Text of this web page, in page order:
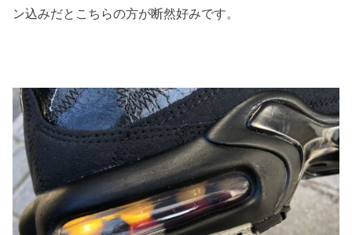
ン込みだとこちらの方が断然好みです。